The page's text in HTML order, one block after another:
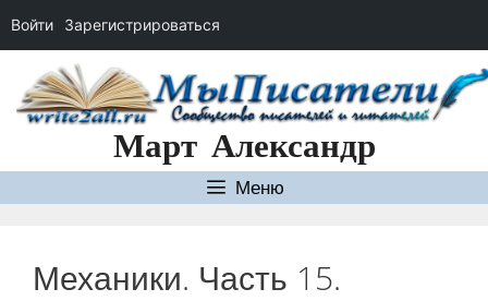
Перейти
содержимомуМарт Александр
Меню
Механики. Часть 15.
Войти Зарегистрироваться